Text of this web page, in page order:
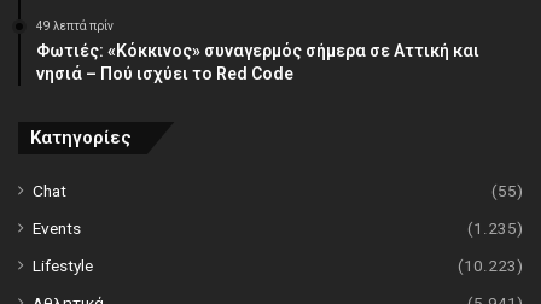
49 λεπτά πρίν
Φωτιές: «Κόκκινος» συναγερμός σήμερα σε Αττική και
νησιά – Πού ισχύει το Red Code
Κατηγορίες
Chat
(55)
Events
(1.235)
Lifestyle
(10.223)